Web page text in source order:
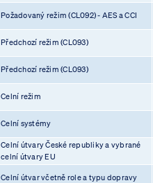
Požadovaný režim (CL092) - AES a CCI
Předchozí režim (CL093)
Předchozí režim (CL093)
Celní režim
Celní systémy
Celní útvary České republiky a vybrané
celní útvary EU
Celní útvar včetně role a typu dopravy